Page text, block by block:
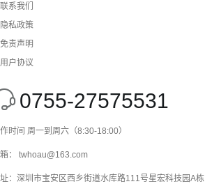
联系我们
隐私政策
免责声明
用户协议
0755-27575531
时间 周一到周六（8:30-18:00）
： twhoau@163.com
：深圳市宝安区西乡街道水库路111号星宏科技园A栋